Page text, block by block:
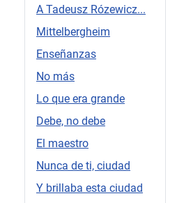
A Tadeusz Rózewicz...
Mittelbergheim
Enseñanzas
No más
Lo que era grande
Debe, no debe
El maestro
Nunca de ti, ciudad
Y brillaba esta ciudad